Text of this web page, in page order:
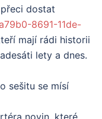
dostat
8691-11de-
mají rádi historii
lety a dnes.
sešitu se mísí
novin, které